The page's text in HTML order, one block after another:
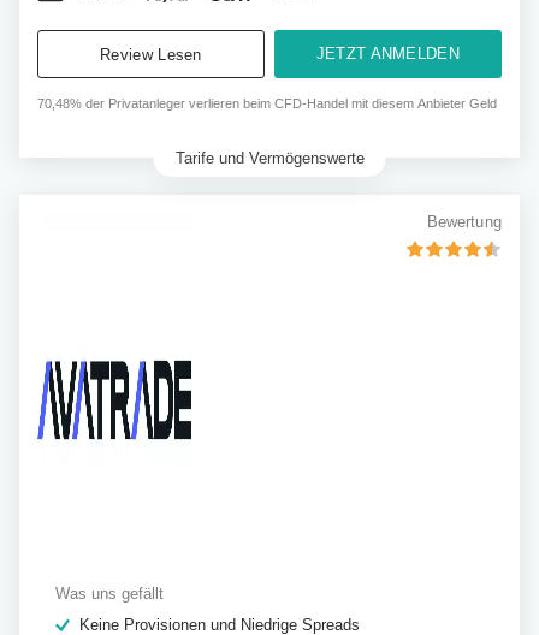
Review Lesen JETZT ANMELDEN
70,48% der Privatanleger verlieren beim CFD-Handel mit diesem Anbieter Geld
Tarife und Vermögenswerte
Bewertung
Was uns gefällt
Keine Provisionen und Niedrige Spreads